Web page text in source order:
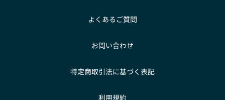
よくあるご質問
お問い合わせ
特定商取引法に基づく表記
利用規約